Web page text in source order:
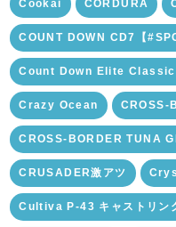
Cookai CORDURA
COUNT DOWN CD7【
Count Down Elite Classic
Crazy Ocean CROSS-
CROSS-BORDER TUNA
CRUSADER激アツ
Cultiva P-43 キャストリン